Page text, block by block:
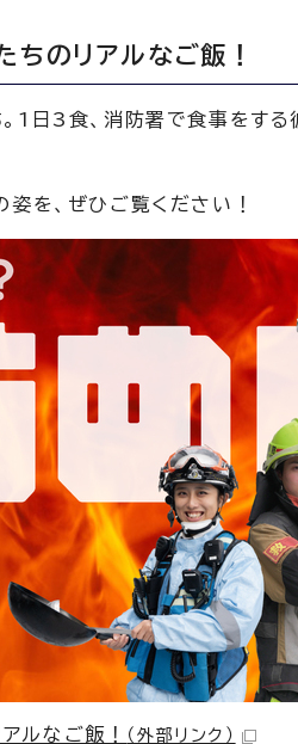
ちのリアルなご飯！
1日3食、消防署で食事をする
を、ぜひご覧ください！
ルなご飯！ （外部リンク）